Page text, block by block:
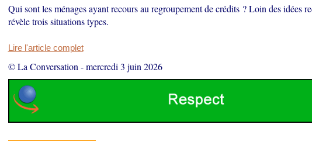
Qui sont les ménages ayant recours au regroupement de crédits ? Loin des idées
révèle trois situations types.
Lire l'article complet
© La Conversation -mercredi 3 juin 2026